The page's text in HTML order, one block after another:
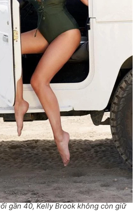
gần 40, Kelly Brook không còn giữ